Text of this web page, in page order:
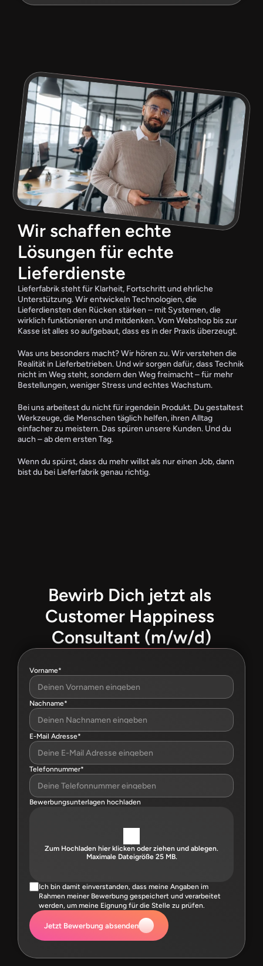
Wir schaffen echte
Lösungen für echte
Lieferdienste
Lieferfabrik steht für Klarheit, Fortschritt und ehrliche
Unterstützung. Wir entwickeln Technologien, die
Lieferdiensten den Rücken stärken – mit Systemen, die
wirklich funktionieren und mitdenken. Vom Webshop bis zur
Kasse ist alles so aufgebaut, dass es in der Praxis überzeugt.
Was uns besonders macht? Wir hören zu. Wir verstehen die
Realität in Lieferbetrieben. Und wir sorgen dafür, dass Technik
nicht im Weg steht, sondern den Weg freimacht – für mehr
Bestellungen, weniger Stress und echtes Wachstum.
Bei uns arbeitest du nicht für irgendein Produkt. Du gestaltest
Werkzeuge, die Menschen täglich helfen, ihren Alltag
einfacher zu meistern. Das spüren unsere Kunden. Und du
auch – ab dem ersten Tag.
Wenn du spürst, dass du mehr willst als nur einen Job, dann
bist du bei Lieferfabrik genau richtig.
Bewirb Dich jetzt als
Customer Happiness
Consultant (m/w/d)
Vorname*
Nachname*
E-Mail Adresse*
Telefonnummer*
Bewerbungsunterlagen hochladen
Zum Hochladen hier klicken oder ziehen und ablegen.
Maximale Dateigröße 25 MB.
Ich bin damit einverstanden, dass meine Angaben im
Rahmen meiner Bewerbung gespeichert und verarbeitet
werden, um meine Eignung für die Stelle zu prüfen.
Jetzt Bewerbung absenden